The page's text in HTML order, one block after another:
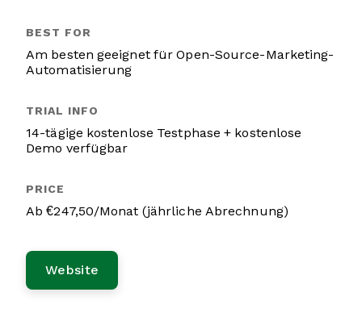
Am besten geeignet für Open-Source-Marketing-
Automatisierung
14-tägige kostenlose Testphase + kostenlose
Demo verfügbar
Ab €247,50/Monat (jährliche Abrechnung)
Website